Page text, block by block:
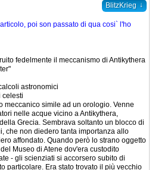
BlitzKrieg ↓
poi son passato di qua cosi` l'ho
fedelmente il meccanismo di Antikythera
astronomici
celesti
meccanico simile ad un orologio. Venne
nelle acque vicino a Antikythera,
Grecia. Sembrava soltanto un blocco di
che non diedero tanta importanza allo
affondato. Quando però lo strano oggetto
Museo di Atene dov'era custodito
- gli scienziati si accorsero subito di
particolare. Era stato trovato il più vecchio